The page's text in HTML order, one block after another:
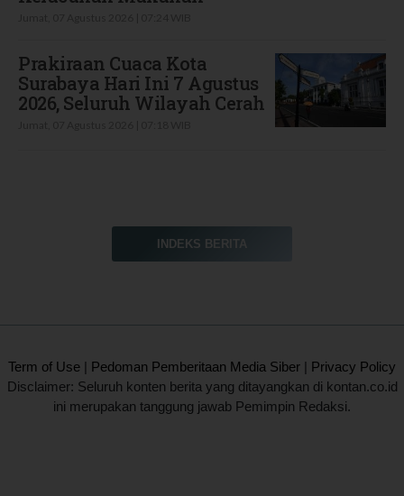
Prakiraan Cuaca Kota
Surabaya Hari Ini 7 Agustus
2026, Seluruh Wilayah Cerah
INDEKS BERITA
Term of Use Pedoman Pemberitaan Media Siber
Privacy Policy
Disclaimer: Seluruh konten berita yang ditayangkan di kontan.co.id
ini merupakan tanggung jawab Pemimpin Redaksi.